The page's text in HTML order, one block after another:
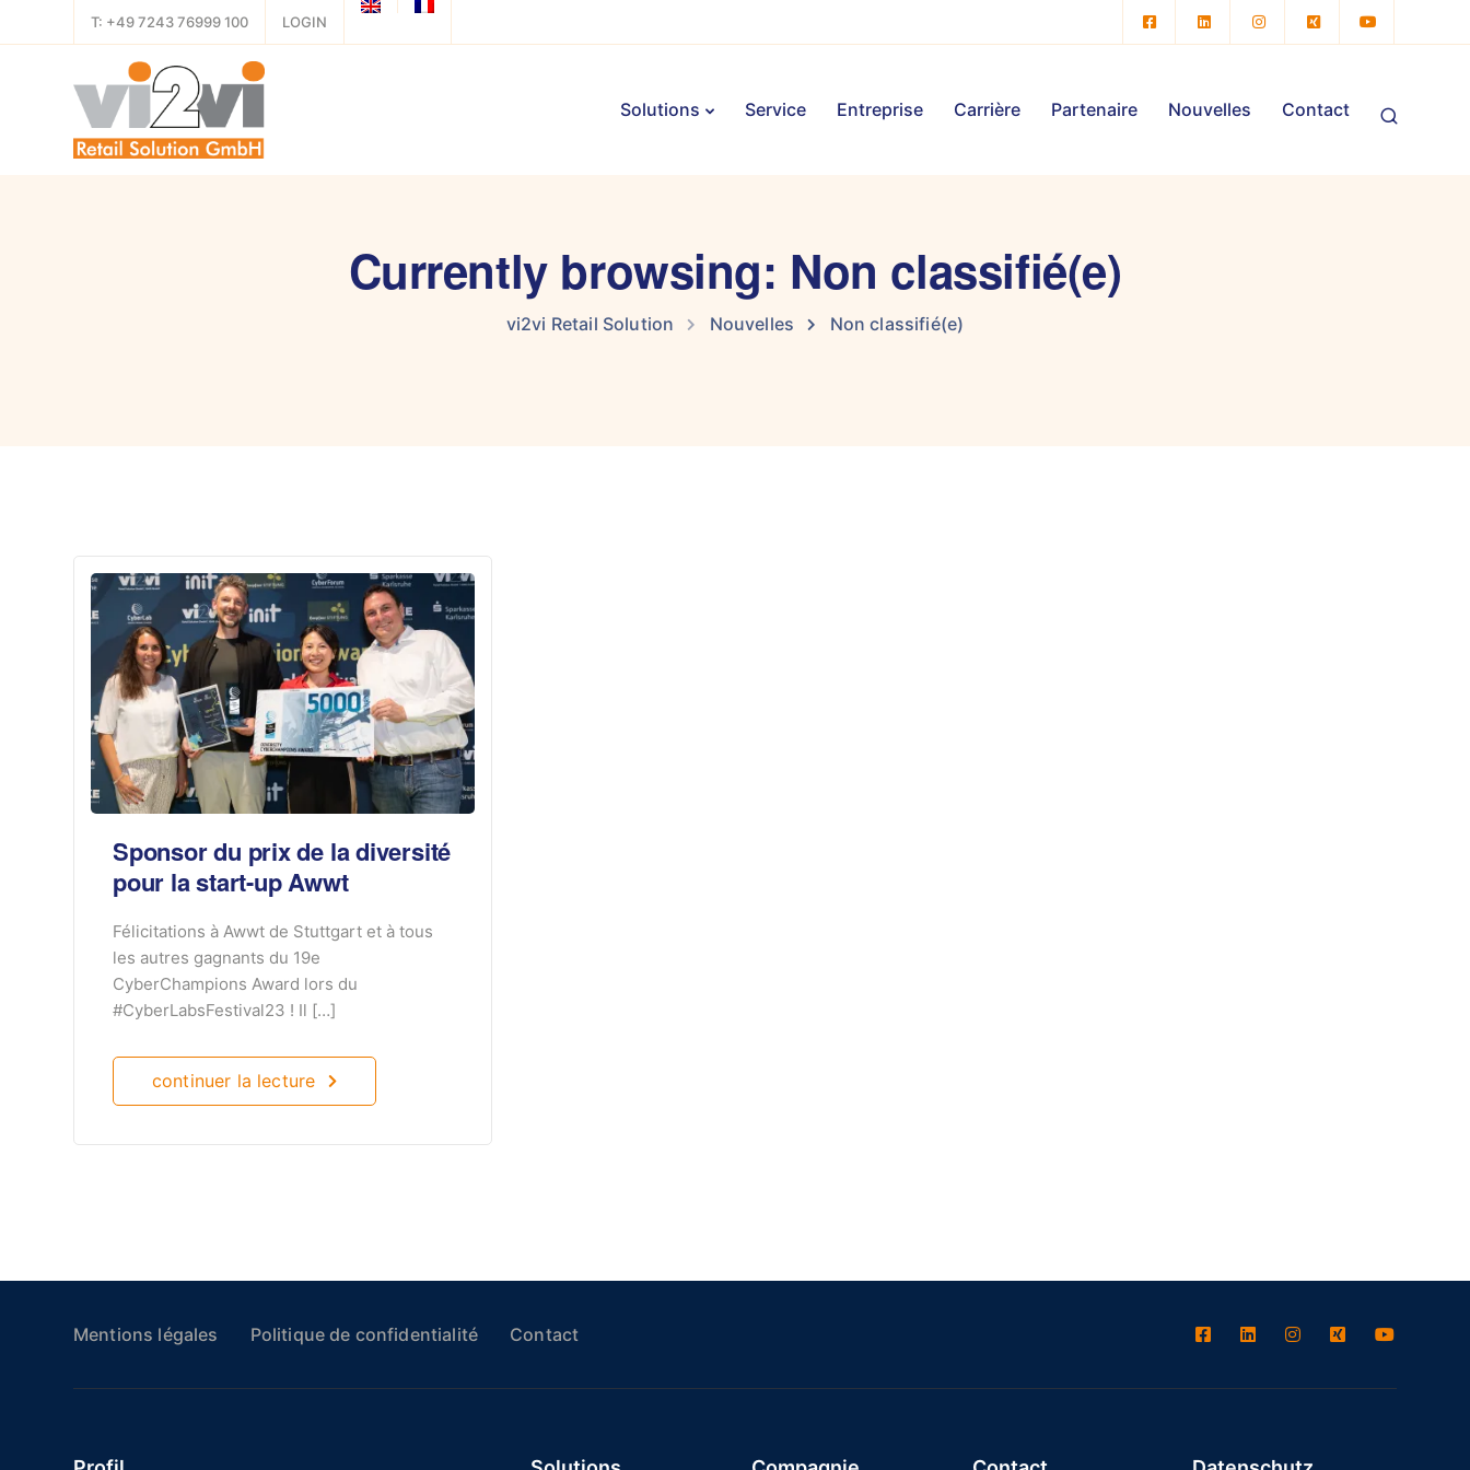
T: +49 7243 76999 100 LOGIN
Solutions Service Entreprise Carrière Partenaire Nouvelles Contact
Currently browsing: Non classifié(e)
vi2vi Retail Solution Nouvelles Non classifié(e)
Sponsor du prix de la diversité
pour la start-up Awwt
Félicitations à Awwt de Stuttgart et à tous
les autres gagnants du 19e
CyberChampions Award lors du
#CyberLabsFestival23 ! Il […]
continuer la lecture
Mentions légales Politique de confidentialité Contact